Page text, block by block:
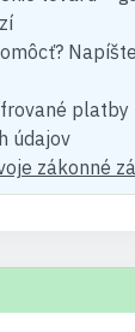
platby
údajov
zákonné